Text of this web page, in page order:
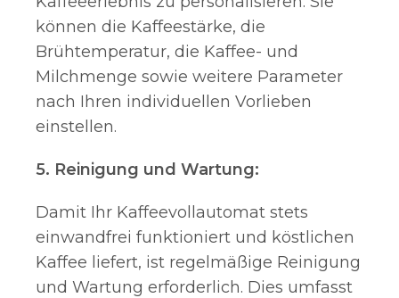
können die Kaffeestärke, die
Brühtemperatur, die Kaffee- und
Milchmenge sowie weitere Parameter
nach Ihren individuellen Vorlieben
einstellen.
5. Reinigung und Wartung:
Damit Ihr Kaffeevollautomat stets
einwandfrei funktioniert und köstlichen
Kaffee liefert, ist regelmäßige Reinigung
und Wartung erforderlich. Dies umfasst